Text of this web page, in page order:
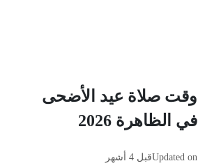
وقت صلاة عيد الأضحى
في الظاهرة 2026
Updated onقبل 4 أشهر